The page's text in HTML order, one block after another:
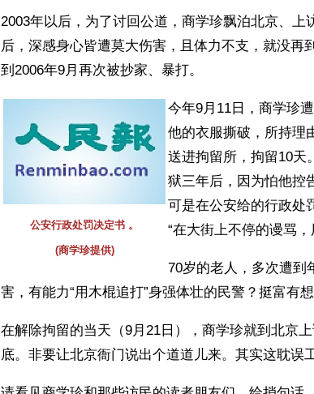
2003年以后，为了讨回公道，商学珍飘泊北京、
后，深感身心皆遭莫大伤害，且体力不支，就没再
到2006年9月再次被抄家、暴打。
公安行政处罚决定书 。
(商学珍提供)
今年9月11日，商学珍
他的衣服撕破，所持理
送进拘留所，拘留10天
狱三年后，因为怕他控
可是在公安给的行政处
“在大街上不停的谩骂
70岁的老人，多次遭到
害，有能力“用木棍追打”身强体壮的民警？挺富有想
在解除拘留的当天（9月21日），商学珍就到北京
底。非要让北京衙门说出个道道儿来。其实这耽误